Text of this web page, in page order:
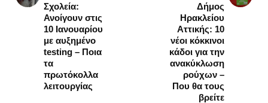
Σχολεία:
Ανοίγουν στις
10 Ιανουαρίου
με αυξημένο
testing – Ποια
τα
πρωτόκολλα
λειτουργίας
Δήμος
Ηρακλείου
Αττικής: 10
νέοι κόκκινοι
κάδοι για την
ανακύκλωση
ρούχων –
Που θα τους
βρείτε